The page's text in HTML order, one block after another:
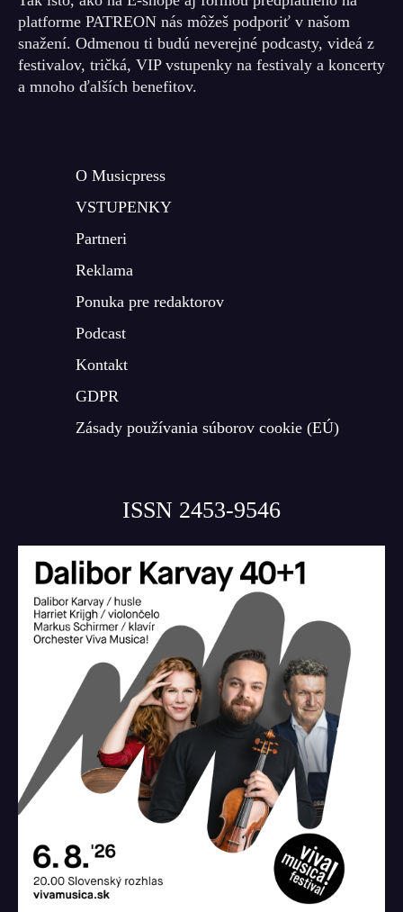
platforme PATREON nás môžeš podporiť v našom
snažení. Odmenou ti budú neverejné podcasty, videá z
festivalov, tričká, VIP vstupenky na festivaly a koncerty
a mnoho ďalších benefitov.
O Musicpress
VSTUPENKY
Partneri
Reklama
Ponuka pre redaktorov
Podcast
Kontakt
GDPR
Zásady používania súborov cookie (EÚ)
ISSN 2453-9546